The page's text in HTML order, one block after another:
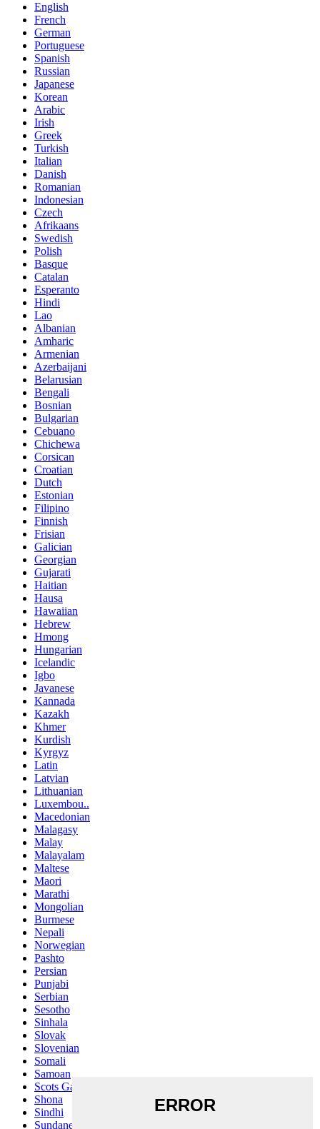
English
French
German
Portuguese
Spanish
Russian
Japanese
Korean
Arabic
Irish
Greek
Turkish
Italian
Danish
Romanian
Indonesian
Czech
Afrikaans
Swedish
Polish
Basque
Catalan
Esperanto
Hindi
Lao
Albanian
Amharic
Armenian
Azerbaijani
Belarusian
Bengali
Bosnian
Bulgarian
Cebuano
Chichewa
Corsican
Croatian
Dutch
Estonian
Filipino
Finnish
Frisian
Galician
Georgian
Gujarati
Haitian
Hausa
Hawaiian
Hebrew
Hmong
Hungarian
Icelandic
Igbo
Javanese
Kannada
Kazakh
Khmer
Kurdish
Kyrgyz
Latin
Latvian
Lithuanian
Luxembou..
Macedonian
Malagasy
Malay
Malayalam
Maltese
Maori
Marathi
Mongolian
Burmese
Nepali
Norwegian
Pashto
Persian
Punjabi
Serbian
Sesotho
Sinhala
Slovak
Slovenian
Somali
Samoan
Scots Gaelic
Shona
Sindhi
Sundanese